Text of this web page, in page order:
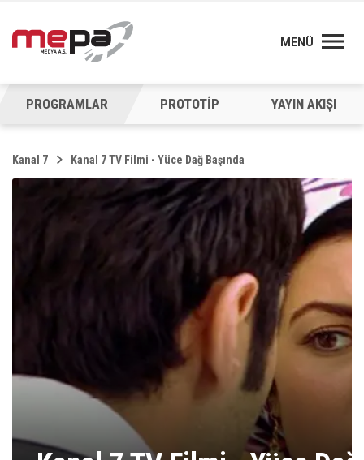
MENÜ
PROGRAMLAR PROTOTİP YAYIN AKIŞI
Kanal 7 Kanal 7 TV Filmi - Yüce Dağ Başında